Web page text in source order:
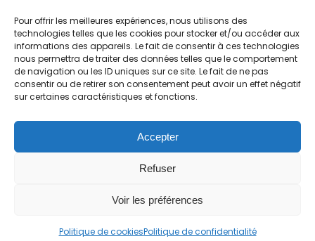
Pour offrir les meilleures expériences, nous utilisons des
technologies telles que les cookies pour stocker et/ou accéder aux
informations des appareils. Le fait de consentir à ces technologies
nous permettra de traiter des données telles que le comportement
de navigation ou les ID uniques sur ce site. Le fait de ne pas
consentir ou de retirer son consentement peut avoir un effet négatif
sur certaines caractéristiques et fonctions.
Accepter
Refuser
Voir les préférences
Politique de cookiesPolitique de confidentialité
réservés.